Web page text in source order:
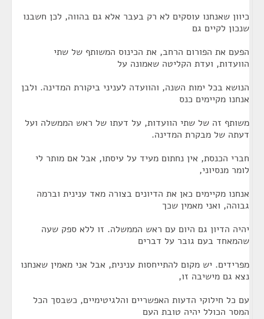
כיוון שאנחנו עוסקים לא רק בעבר אלא גם בהווה, לכן חשבנו
שנכון לקיים גם
הפעם את הפורום הרחב, את הכינוס המשותף של שתי
הוועדות, ועדת הקליטה שאמונה על
הנושא בכל ימות השנה, והוועדה לעניני ביקורת המדינה. ולבן
אנחנו מקיימים כנס
משותף זה של שתי הוועדות, על דעתו של ראש הממשלה ועל
דעתה של מבקרת המדינה.
חברי הכנסת, אין נחתום מעיד על עיסתו, אבל אם מותר לי
לומר מנסיוני,
אנחנו מקיימים כאן את הדיונים בצורה מאד ענינית וברמה
גבוהה, ואני מאמין שכך
יהיה הדיון גם היום עם ראש הממשלה. זו ללא ספק שעה
שהמאחד בעם גובר על דברים
מפרידים. יש מקום להתייחסות ענינית, אבל אני מאמין שאנחנו
נצא גם מישיבה זו,
עם כל חילוקי הדעות האפשריים והלגיטימיים, כשבסך הכל
המסר הכולל יהיה טובת העם